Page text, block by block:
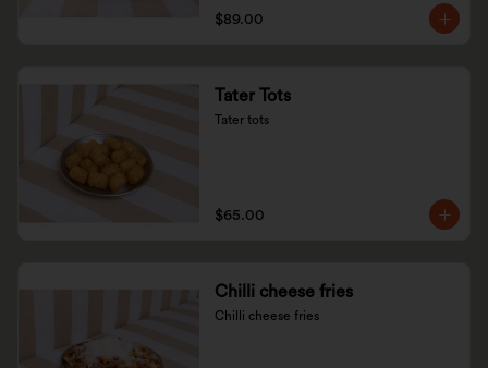
$89.00
Tater Tots
Tater tots
$65.00
Chilli cheese fries
Chilli cheese fries